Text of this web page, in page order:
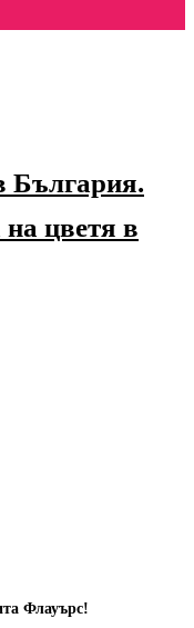
България.
на цветя в
Флауърс!